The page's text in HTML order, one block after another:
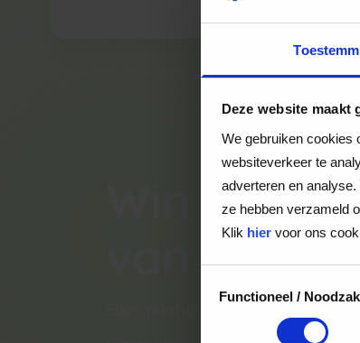
Deze website maakt
We gebruiken cookies
websiteverkeer te
adverteren en
ze hebben verzameld
Klik hiervoor ons
Functioneel /
Win een
van €100,-
Elke maand kiezen wij een